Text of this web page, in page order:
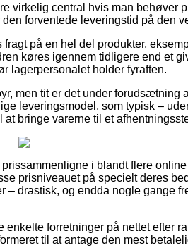
virkelig central hvis man behøver
forventede leveringstid på den
på en hel del produkter,
køres igennem tidligere end et
lagerpersonalet holder fyraften.
men tit er det under forudsætning
leveringsmodel, som typisk –
bringe varerne til et
i blandt flere
prisniveauet på specielt deres
– drastisk, og endda nogle gange
forretninger på nettet efter
til at antage den mest